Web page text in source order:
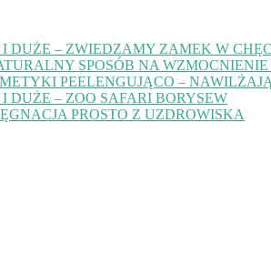
DUŻE – ZWIEDZAMY ZAMEK W
SPOSÓB NA WZMOCNIENIE
PEELENGUJĄCO –
DUŻE – ZOO SAFARI BORYSEW
PROSTO Z UZDROWISKA